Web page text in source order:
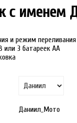
с именем
и режим
или 3 батареек АА
Даниил_Мото